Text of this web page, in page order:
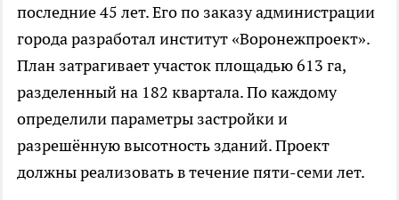
последние 45 лет. Его по заказу администрации
города разработал институт «Воронежпроект».
План затрагивает участок площадью 613 га,
разделенный на 182 квартала. По каждому
определили параметры застройки и
разрешённую высотность зданий. Проект
должны реализовать в течение пяти-семи лет.